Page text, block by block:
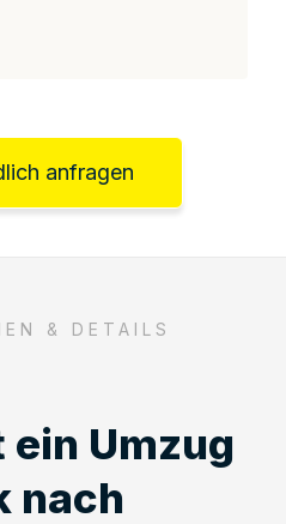
anfragen
& DETAILS
Umzug
nach